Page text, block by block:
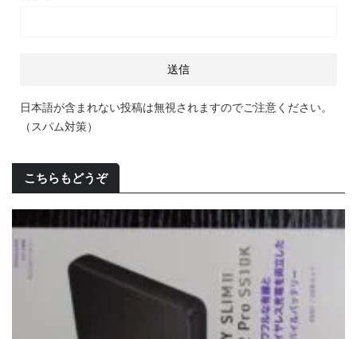
日本語が含まれない投稿は無視されますのでご注意ください。
（スパム対策）
こちらもどうぞ